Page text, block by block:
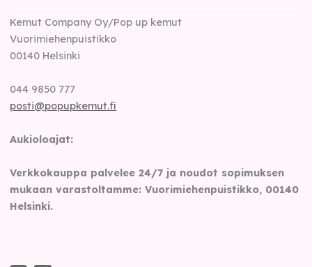
Kemut Company Oy/Pop up kemut
Vuorimiehenpuistikko
00140 Helsinki
044 9850 777
posti@popupkemut.fi
Aukioloajat:
Verkkokauppa palvelee 24/7 ja noudot sopimuksen
mukaan varastoltamme: Vuorimiehenpuistikko, 00140
Helsinki.